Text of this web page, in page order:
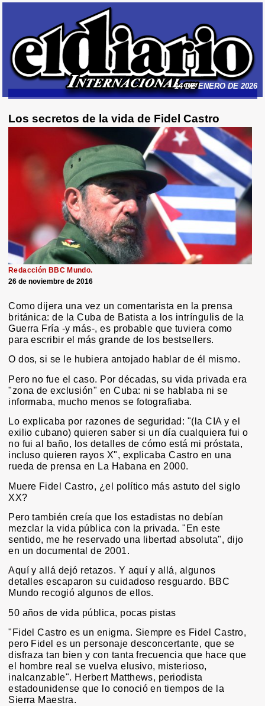
14 DE ENERO DE 2026
Los secretos de la vida de Fidel Castro
Redacción BBC Mundo.
26 de noviembre de 2016
Como dijera una vez un comentarista en la prensa
británica: de la Cuba de Batista a los intríngulis de la
Guerra Fría -y más-, es probable que tuviera como
para escribir el más grande de los bestsellers.
O dos, si se le hubiera antojado hablar de él mismo.
Pero no fue el caso. Por décadas, su vida privada era
"zona de exclusión" en Cuba: ni se hablaba ni se
informaba, mucho menos se fotografiaba.
Lo explicaba por razones de seguridad: "(la CIA y el
exilio cubano) quieren saber si un día cualquiera fui o
no fui al baño, los detalles de cómo está mi próstata,
incluso quieren rayos X", explicaba Castro en una
rueda de prensa en La Habana en 2000.
Muere Fidel Castro, ¿el político más astuto del siglo
XX?
Pero también creía que los estadistas no debían
mezclar la vida pública con la privada. "En este
sentido, me he reservado una libertad absoluta", dijo
en un documental de 2001.
Aquí y allá dejó retazos. Y aquí y allá, algunos
detalles escaparon su cuidadoso resguardo. BBC
Mundo recogió algunos de ellos.
50 años de vida pública, pocas pistas
"Fidel Castro es un enigma. Siempre es Fidel Castro,
pero Fidel es un personaje desconcertante, que se
disfraza tan bien y con tanta frecuencia que hace que
el hombre real se vuelva elusivo, misterioso,
inalcanzable". Herbert Matthews, periodista
estadounidense que lo conoció en tiempos de la
Sierra Maestra.